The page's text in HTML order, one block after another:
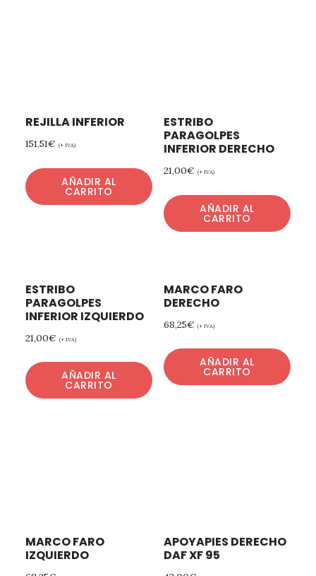
REJILLA INFERIOR
151,51€ (+ IVA)
AÑADIR AL
CARRITO
ESTRIBO
PARAGOLPES
INFERIOR DERECHO
21,00€ (+ IVA)
AÑADIR AL
CARRITO
ESTRIBO
PARAGOLPES
INFERIOR IZQUIERDO
21,00€ (+ IVA)
AÑADIR AL
CARRITO
MARCO FARO
DERECHO
68,25€ (+ IVA)
AÑADIR AL
CARRITO
MARCO FARO
IZQUIERDO
APOYAPIES DERECHO
DAF XF 95